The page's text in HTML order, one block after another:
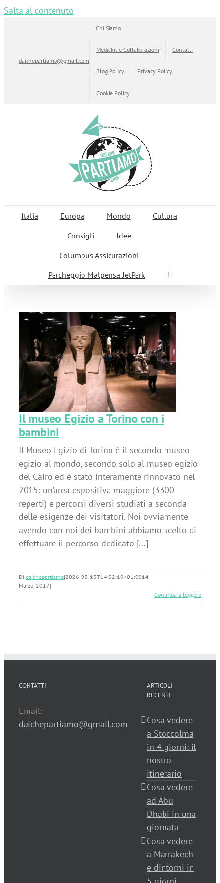
Salta al contenuto
daichepartiamo@gmail.com
Chi Siamo
Mediakit e Collaborazioni Contatti
Blog Policy Privacy Policy
Cookie Policy
Italia Europa Mondo
Cultura
Consigli
Idee
Columbus Assicurazioni
Parcheggio Malpensa JetPark
Il museo Egizio a Torino con i
bambini
Il Museo Egizio di Torino è il secondo museo
egizio al mondo, secondo solo al museo egizio
del Cairo ed è stato interamente rinnovato nel
2015: un’area espositiva maggiore (3300
reperti) e percorsi diversi studiati a seconda
delle esigenze dei visitatori. Noi ovviamente
avendo con noi dei bambini abbiamo scelto di
effettuare il percorso dedicato [...]
Di daichepartiamo|2026-03-15T14:32:19+01:0014
Marzo, 2017|
Continua a leggere
CONTATTI
Email:
daichepartiamo@gmail.com
ARTICOLI
RECENTI
Cosa vedere
a Stoccolma
in 4 giorni: il
nostro
itinerario
Cosa vedere
ad Abu
Dhabi in una
giornata
Cosa vedere
a Marrakech
e dintorni in